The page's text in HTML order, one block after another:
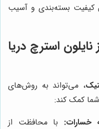
کیفیت بسته‌بندی و آسیب
نایلون استرچ دریا
، می‌تواند به روش‌های
کمک کند:
خسارات: با محافظت از